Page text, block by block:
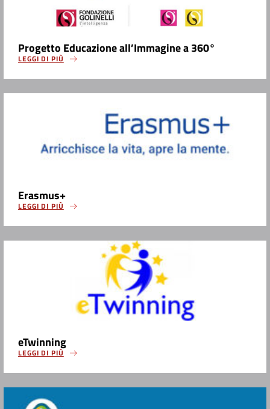
Progetto Educazione all’Immagine a 360°
LEGGI DI PIÙ
Erasmus+
LEGGI DI PIÙ
eTwinning
LEGGI DI PIÙ